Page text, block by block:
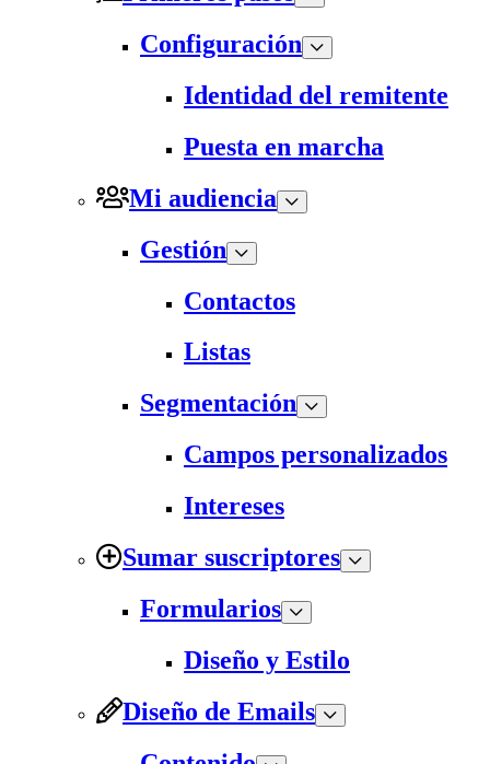
Configuración
Identidad del remitente
Puesta en marcha
Mi audiencia
Gestión
Contactos
Listas
Segmentación
Campos personalizados
Intereses
Sumar suscriptores
Formularios
Diseño y Estilo
Diseño de Emails